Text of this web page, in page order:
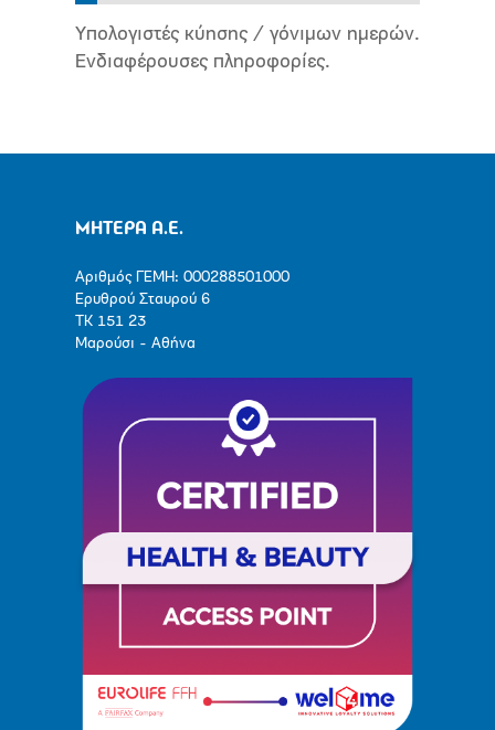
Υπολογιστές κύησης / γόνιμων ημερών.
Ενδιαφέρουσες πληροφορίες.
ΜΗΤΕΡΑ Α.Ε.
Αριθμός ΓΕΜΗ: 000288501000
Ερυθρού Σταυρού 6
ΤΚ 151 23
Μαρούσι - Αθήνα